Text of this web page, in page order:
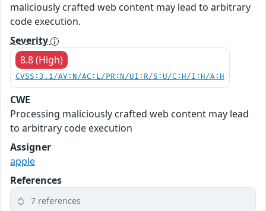
maliciously crafted web content may lead to arbitrary
code execution.
Severity
8.8 (High)
CVSS:3.1/AV:N/AC:L/PR:N/UI:R/S:U/C:H/I:H/A:H
CWE
Processing maliciously crafted web content may lead
to arbitrary code execution
Assigner
apple
References
7 references